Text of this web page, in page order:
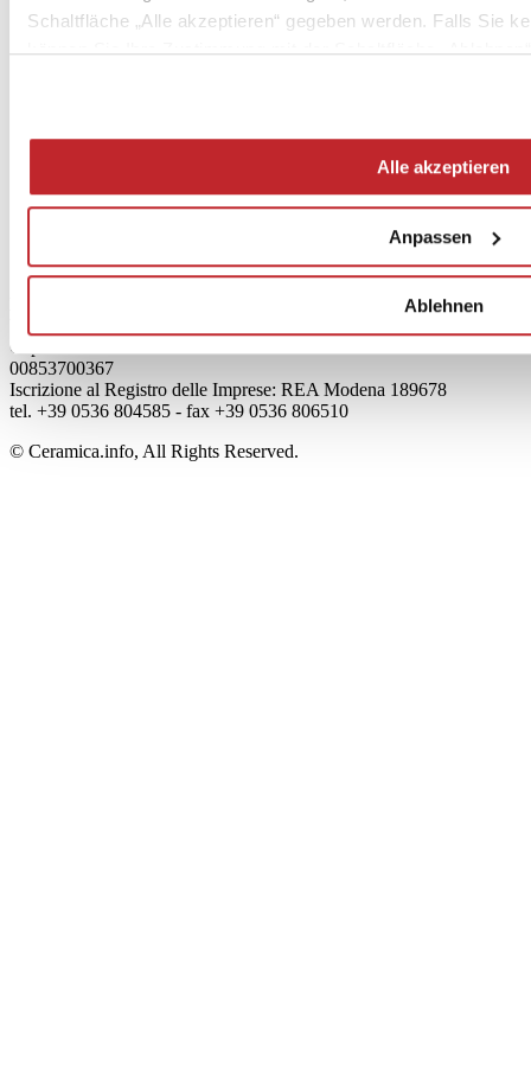
Schaltfläche „Alle akzeptieren“ gegeben werden. Falls Sie
können Sie Ihre Zustimmung mit der Schaltfläche
Alle akzeptieren
Anpassen
Ablehnen
Articoli
Mog 231/01
Credits
Capitale Sociale: 2.500.000 euro - Codice fiscale e P.IVA
00853700367
Iscrizione al Registro delle Imprese: REA Modena 189678
tel. +39 0536 804585 - fax +39 0536 806510
© Ceramica.info, All Rights Reserved.